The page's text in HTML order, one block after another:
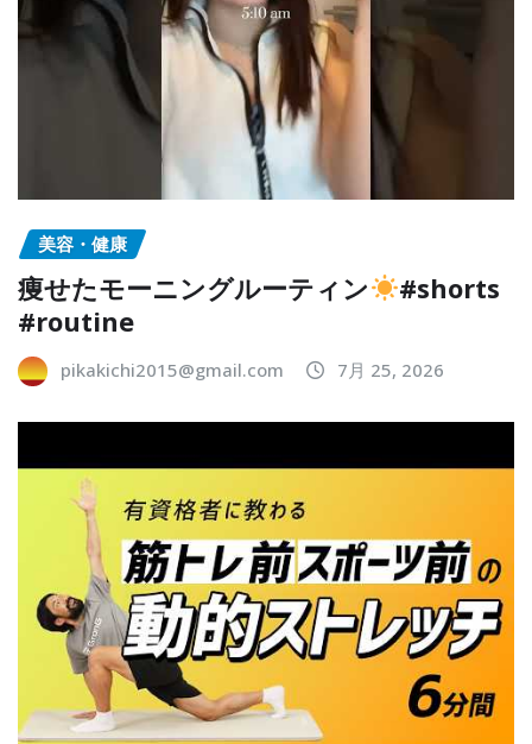
美容・健康
痩せたモーニングルーティン
#shorts
#routine
pikakichi2015@gmail.com 7月 25, 2026